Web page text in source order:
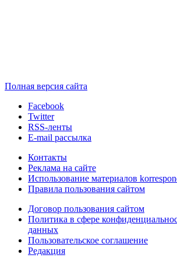
Полная версия сайта
Facebook
Twitter
RSS-ленты
E-mail рассылка
Контакты
Реклама на сайте
Использование материалов
Правила пользования сайтом
Договор пользования сайтом
Политика в сфере
данных
Пользовательское соглашение
Редакция